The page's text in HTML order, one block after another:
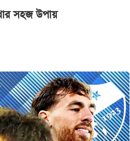
সহজ উপায়